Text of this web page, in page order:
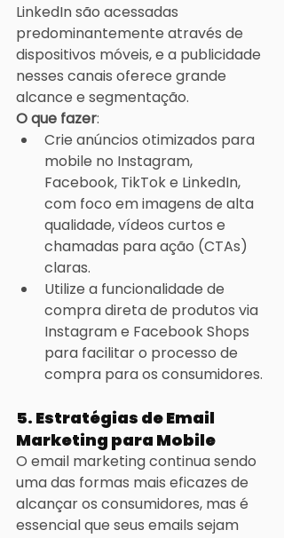
LinkedIn são acessadas
predominantemente através de
dispositivos móveis, e a publicidade
nesses canais oferece grande
alcance e segmentação.
O que fazer:
Crie anúncios otimizados para
mobile no Instagram,
Facebook, TikTok e LinkedIn,
com foco em imagens de alta
qualidade, vídeos curtos e
chamadas para ação (CTAs)
claras.
Utilize a funcionalidade de
compra direta de produtos via
Instagram e Facebook Shops
para facilitar o processo de
compra para os consumidores.
5. Estratégias de Email
Marketing para Mobile
O email marketing continua sendo
uma das formas mais eficazes de
alcançar os consumidores, mas é
essencial que seus emails sejam